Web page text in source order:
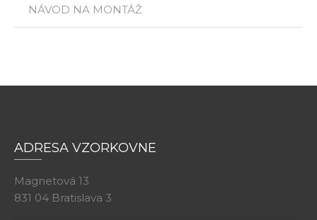
NÁVOD NA MONTÁŽ
ADRESA VZORKOVNE
Magnetová 13
831 04 Bratislava 3